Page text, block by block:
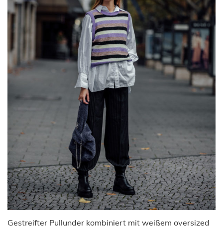
Gestreifter Pullunder kombiniert mit weißem oversized